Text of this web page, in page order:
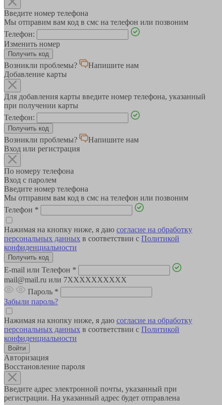
Введите номер телефона
Мы отправим вам код в смс на телефон или позвоним
Телефон:
Изменить номер
Возникли проблемы?
Напишите нам
Добавление карты
Для добавления карты введите номер телефона, указанный
при получении карты
Телефон:
Возникли проблемы?
Напишите нам
Вход или регистрация
По номеру телефона
Вход с паролем
Введите номер телефона
Мы отправим вам код в смс на телефон или позвоним
Телефон *
Нажимая на кнопку ниже, я даю согласие на обработку
персональных данных в соответствии с Политикой
конфиденциальности
E-mail или Телефон *
mail@mail.ru или 7XXXXXXXXXX
Пароль *
Забыли пароль?
Нажимая на кнопку ниже, я даю согласие на обработку
персональных данных в соответствии с Политикой
конфиденциальности
Авторизация
Восстановление пароля
Введите адрес электронной почты, указанный при
регистрации. На указанный адрес будет отправлена